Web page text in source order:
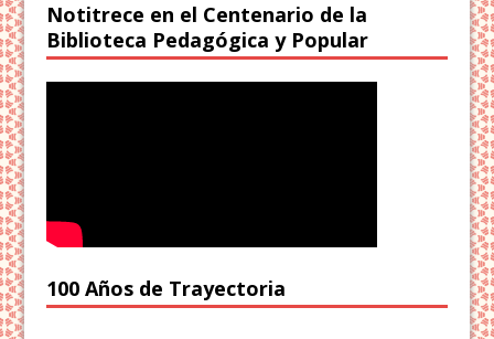
Notitrece en el Centenario de la
Biblioteca Pedagógica y Popular
100 Años de Trayectoria